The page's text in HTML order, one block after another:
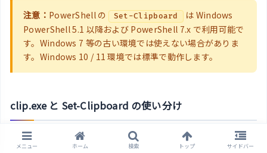
注意： PowerShell の Set-Clipboard
は Windows
PowerShell 5.1 以降および PowerShell 7.x で利用可能で
す。Windows 7 等の古い環境では使えない場合がありま
す。Windows 10 / 11 環境では標準で動作します。
clip.exe と Set-Clipboard の使い分け
比較項目 clip.exe Set-Clipboard
メニュー ホーム 検索 トップ サイドバー